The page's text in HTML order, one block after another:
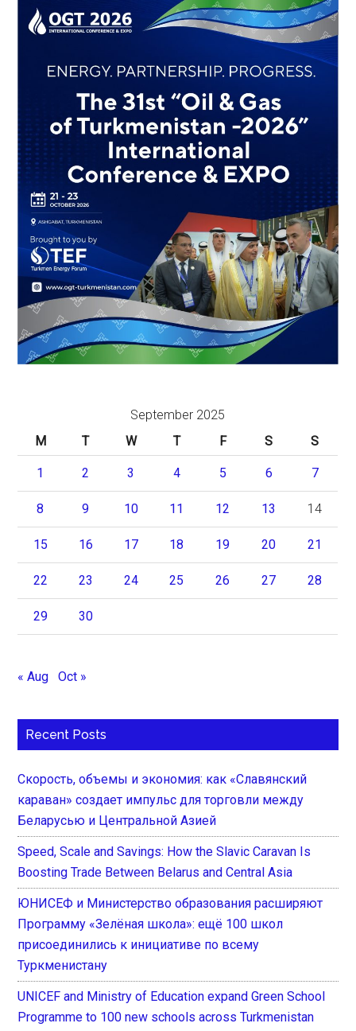
September 2025
M
T W T F S S
1 2 3 4 5 6 7
8 9 10 11 12 13 14
15 16 17 18 19 20 21
22 23 24 25 26 27 28
29 30
« Aug Oct »
Recent Posts
Скорость, объемы и экономия: как «Славянский
караван» создает импульс для торговли между
Беларусью и Центральной Азией
Speed, Scale and Savings: How the Slavic Caravan Is
Boosting Trade Between Belarus and Central Asia
ЮНИСЕФ и Министерство образования расширяют
Программу «Зелёная школа»: ещё 100 школ
присоединились к инициативе по всему
Туркменистану
UNICEF and Ministry of Education expand Green School
Programme to 100 new schools across Turkmenistan